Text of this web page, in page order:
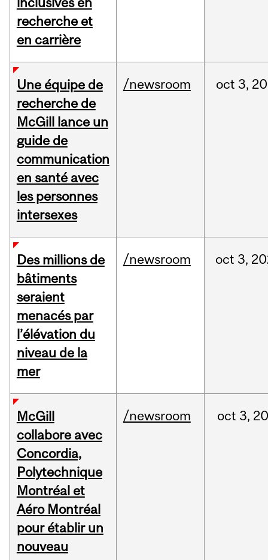
recherche et
en carrière
Une équipe de
recherche de
McGill lance un
guide de
communication
en santé avec
les personnes
intersexes
/newsroom oct 3,
Des millions de
bâtiments
seraient
menacés par
l’élévation du
niveau de la
mer
/newsroom oct 3,
McGill
collabore avec
Concordia,
Polytechnique
Montréal et
Aéro Montréal
pour établir un
nouveau
/newsroom oct 3,